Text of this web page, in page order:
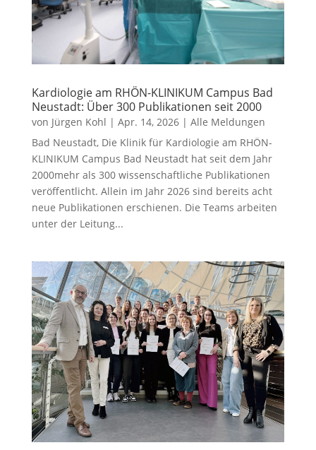
Kardiologie am RHÖN-KLINIKUM Campus Bad
Neustadt: Über 300 Publikationen seit 2000
von Jürgen Kohl | Apr. 14, 2026| Alle Meldungen
Bad Neustadt, Die Klinik für Kardiologie am RHÖN-
KLINIKUM Campus Bad Neustadt hat seit dem Jahr
2000mehr als 300 wissenschaftliche Publikationen
veröffentlicht. Allein im Jahr 2026 sind bereits acht
neue Publikationen erschienen. Die Teams arbeiten
unter der Leitung...